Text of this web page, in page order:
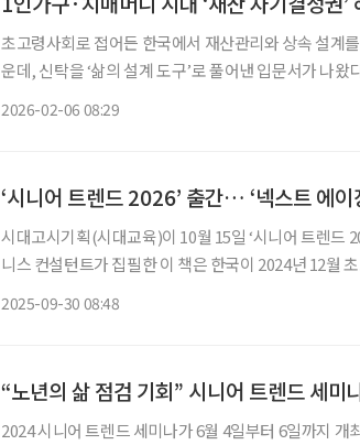
초고령사회로 접어든 한국에서 재산관리와 상속 설계
운데, 신탁을 ‘삶의 설계 도구’로 풀어낸 입문서가 나왔
2026-02-06 08:29
‘시니어 트렌드 2026’ 출간… ‘넥스트 에이
시대고시기획(시대교육)이 10월 15일 ‘시니어 트렌드
니스 컨설턴트가 집필한 이 책은 한국이 2024년 12월
2025-09-30 08:48
“노년의 삶 점검 기회” 시니어 트렌드 세미
2024 시니어 트렌드 세미나가 6월 4일부터 6일까지 개